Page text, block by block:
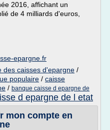
2016, affichant un
de 4 milliards d'euros,
epargne.fr
des caisses d'epargne /
populaire / caisse
/ banque caisse d epargne de
d epargne de l etat
mon compte en